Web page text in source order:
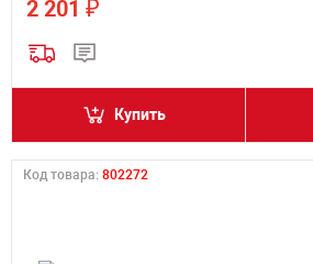
2 201 ₽
Купить
Код товара: 802272